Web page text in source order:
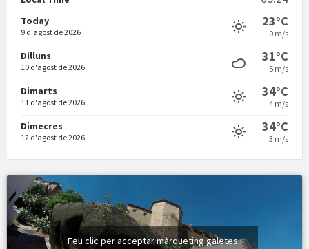
Today
9 d'agost de 2026
23°C
0 m/s
Dilluns
10 d'agost de 2026
31°C
5 m/s
Dimarts
11 d'agost de 2026
34°C
4 m/s
Dimecres
12 d'agost de 2026
34°C
3 m/s
Feu clic per acceptar màrqueting galetes i